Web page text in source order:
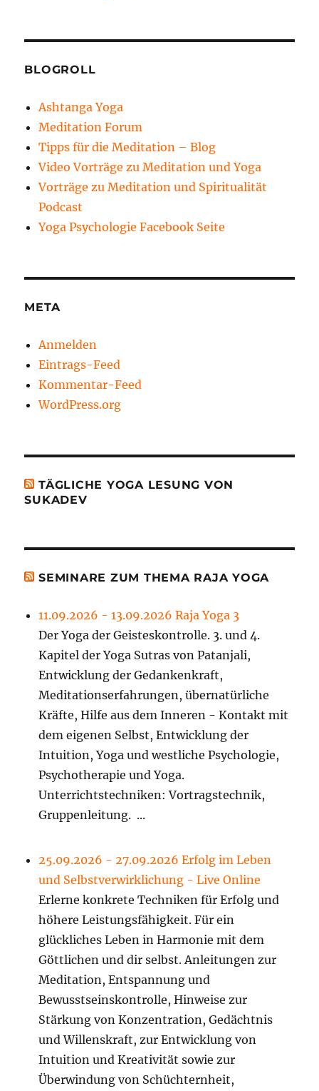
BLOGROLL
Ashtanga Yoga
Meditation Forum
Tipps für die Meditation – Blog
Video Vorträge zu Meditation und Yoga
Vorträge zu Meditation und Spiritualität
Podcast
Yoga Psychologie Facebook Seite
META
Anmelden
Eintrags-Feed
Kommentar-Feed
WordPress.org
TÄGLICHE YOGA LESUNG VON
SUKADEV
SEMINARE ZUM THEMA RAJA YOGA
11.09.2026 - 13.09.2026 Raja Yoga 3
Der Yoga der Geisteskontrolle. 3. und 4.
Kapitel der Yoga Sutras von Patanjali,
Entwicklung der Gedankenkraft,
Meditationserfahrungen, übernatürliche
Kräfte, Hilfe aus dem Inneren - Kontakt mit
dem eigenen Selbst, Entwicklung der
Intuition, Yoga und westliche Psychologie,
Psychotherapie und Yoga.
Unterrichtstechniken: Vortragstechnik,
Gruppenleitung. ...
25.09.2026 - 27.09.2026 Erfolg im Leben
und Selbstverwirklichung - Live Online
Erlerne konkrete Techniken für Erfolg und
höhere Leistungsfähigkeit. Für ein
glückliches Leben in Harmonie mit dem
Göttlichen und dir selbst. Anleitungen zur
Meditation, Entspannung und
Bewusstseinskontrolle, Hinweise zur
Stärkung von Konzentration, Gedächtnis
und Willenskraft, zur Entwicklung von
Intuition und Kreativität sowie zur
Überwindung von Schüchternheit,